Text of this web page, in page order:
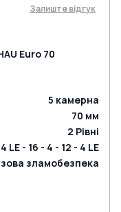
Залиште відгук
Euro 70
5 камерна
70 мм
2 Рівні
4 LE - 16 - 4 - 12 - 4 LE
зламобезпека